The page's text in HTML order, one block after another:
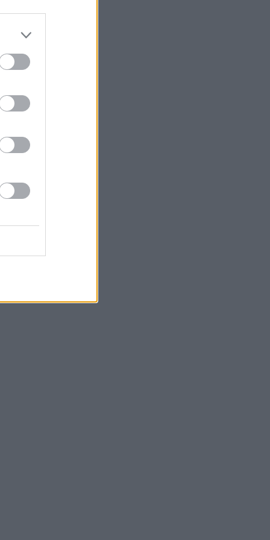
Vitajte vo väzení
Fetiše socializmu
Fetiše socializmu
Kukučka (23)
Kukučka (24)
Území bílých králů (5)
Území bílých králů (6)